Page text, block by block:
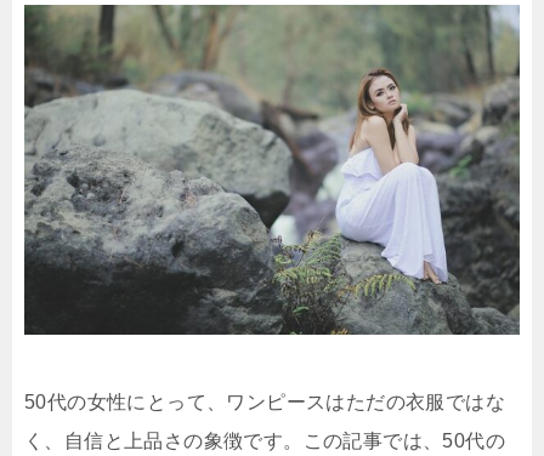
50代の女性にとって、ワンピースはただの衣服ではな
く、自信と上品さの象徴です。この記事では、50代の